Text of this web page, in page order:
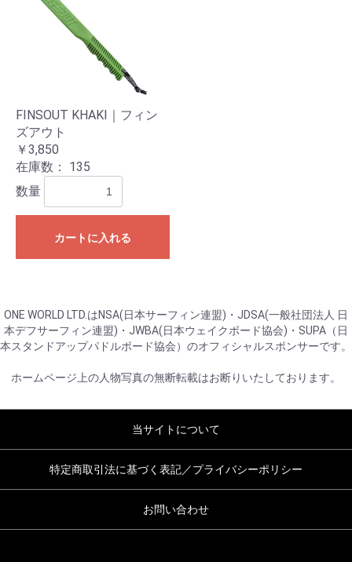
FINSOUT KHAKI｜フィン
ズアウト
￥3,850
在庫数： 135
数量
カートに入れる
ONE WORLD LTD.はNSA(日本サーフィン連盟)・JDSA(一般社団法人 日
本デフサーフィン連盟)・JWBA(日本ウェイクボード協会)・SUPA（日
本スタンドアップパドルボード協会）のオフィシャルスポンサーです。
ホームページ上の人物写真の無断転載はお断りいたしております。
当サイトについて
特定商取引法に基づく表記／プライバシーポリシー
お問い合わせ